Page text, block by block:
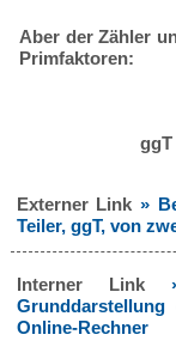
Aber der Zähler
Primfaktoren:
ggT
Externer Link»
Teiler, ggT, von
Interner Link
Online-Rechner